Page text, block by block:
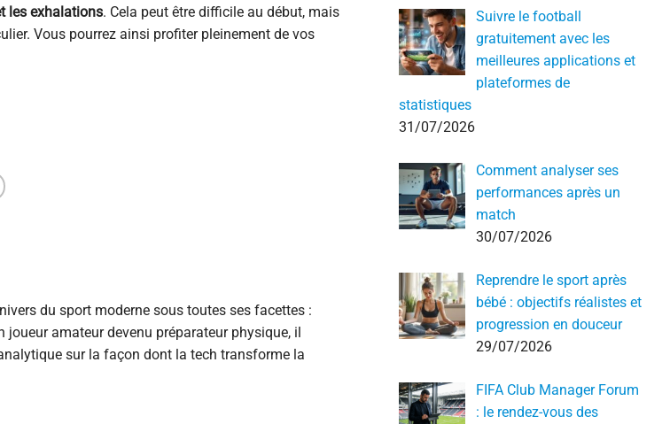
les exhalations. Cela peut être difficile au début, mais
Vous pourrez ainsi profiter pleinement de vos
du sport moderne sous toutes ses facettes :
amateur devenu préparateur physique, il
sur la façon dont la tech transforme la
Suivre le football
gratuitement avec les
meilleures applications et
plateformes de
statistiques
31/07/2026
Comment analyser ses
performances après un
match
30/07/2026
Reprendre le sport après
bébé : objectifs réalistes et
progression en douceur
29/07/2026
FIFA Club Manager Forum
: le rendez-vous des